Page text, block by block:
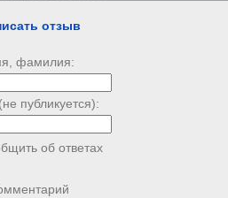
отзыв
фамилия:
публикуется):
об ответах